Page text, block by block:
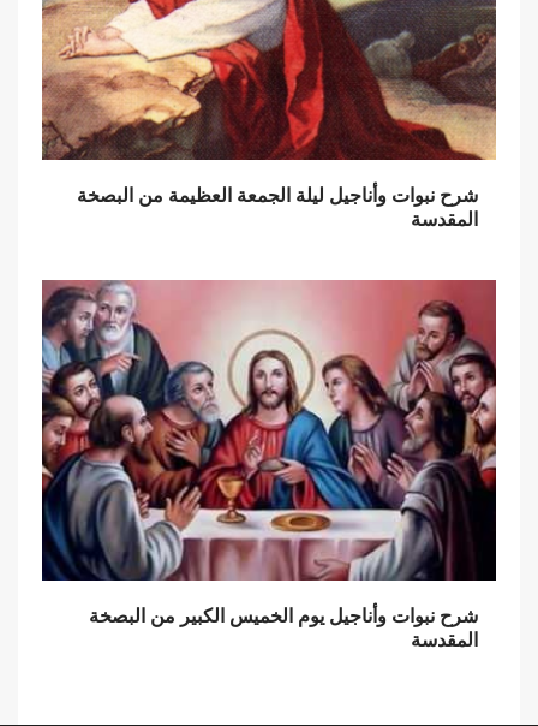
شرح نبوات وأناجيل ليلة الجمعة العظيمة من البصخة
المقدسة
شرح نبوات وأناجيل يوم الخميس الكبير من البصخة
المقدسة